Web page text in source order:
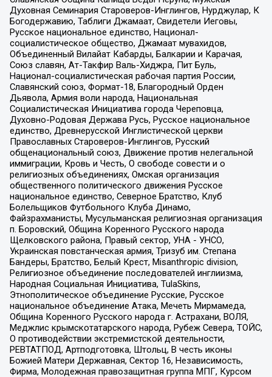
Духовная Семинария Староверов-Инглингов, Нурджулар, К
Богодержавию, Таблиги Джамаат, Свидетели Иеговы,
Русское национальное единство, Национал-
социалистическое общество, Джамаат мувахидов,
Объединенный Вилайат Кабарды, Балкарии и Карачая,
Союз славян, Ат-Такфир Валь-Хиджра, Пит Буль,
Национал-социалистическая рабочая партия России,
Славянский союз, Формат-18, Благородный Орден
Дьявола, Армия воли народа, Национальная
Социалистическая Инициатива города Череповца,
Духовно-Родовая Держава Русь, Русское национальное
единство, Древнерусской Инглистической церкви
Православных Староверов-Инглингов, Русский
общенациональный союз, Движение против нелегальной
иммиграции, Кровь и Честь, О свободе совести и о
религиозных объединениях, Омская организация
общественного политического движения Русское
национальное единство, Северное Братство, Клуб
Болельщиков Футбольного Клуба Динамо,
Файзрахманисты, Мусульманская религиозная организация
п. Боровский, Община Коренного Русского народа
Щелковского района, Правый сектор, УНА - УНСО,
Украинская повстанческая армия, Тризуб им. Степана
Бандеры, Братство, Белый Крест, Misanthropic division,
Религиозное объединение последователей инглиизма,
Народная Социальная Инициатива, TulaSkins,
Этнополитическое объединение Русские, Русское
национальное объединение Атака, Мечеть Мирмамеда,
Община Коренного Русского народа г. Астрахани, ВОЛЯ,
Меджлис крымскотатарского народа, Рубеж Севера, ТОЙС,
О противодействии экстремистской деятельности,
РЕВТАТПОД, Артподготовка, Штольц, В честь иконы
Божией Матери Державная, Сектор 16, Независимость,
Фирма, Молодежная правозащитная группа МПГ, Курсом